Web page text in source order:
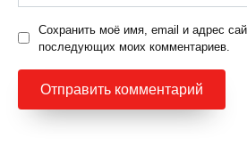
Сохранить моё имя, email и адрес
последующих моих комментариев.